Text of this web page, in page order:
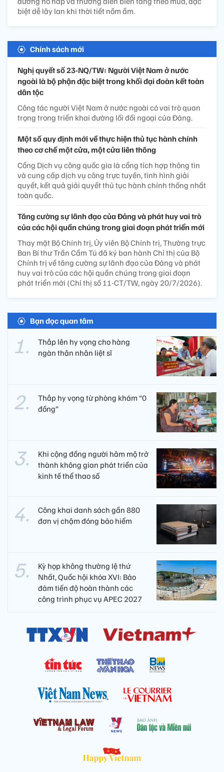
biệt dễ lây lan khi thời tiết nồm ẩm.
Chính sách mới
Nghị quyết số 23-NQ/TW: Người Việt Nam ở nước
ngoài là bộ phận đặc biệt trong khối đại đoàn kết toàn
dân tộc
Công tác người Việt Nam ở nước ngoài có vai trò quan
trọng trong triển khai đường lối đối ngoại của Đảng.
Một số quy định mới về thực hiện thủ tục hành chính
theo cơ chế một cửa, một cửa liên thông
Cổng Dịch vụ công quốc gia là cổng tích hợp thông tin
và cung cấp dịch vụ công trực tuyến, tình hình giải
quyết, kết quả giải quyết thủ tục hành chính thống nhất
toàn quốc.
Tăng cường sự lãnh đạo của Đảng và phát huy vai trò
của các hội quần chúng trong giai đoạn phát triển mới
Thay mặt Bộ Chính trị, Ủy viên Bộ Chính trị, Thường trực
Ban Bí thư Trần Cẩm Tú đã ký ban hành Chỉ thị của Bộ
Chính trị về tăng cường sự lãnh đạo của Đảng và phát
huy vai trò của các hội quần chúng trong giai đoạn
phát triển mới (Chỉ thị số 11-CT/TW, ngày 20/7/2026).
Bạn đọc quan tâm
Thắp lên hy vọng cho hàng
ngàn thân nhân liệt sĩ
Thắp hy vọng từ phòng khám “0
đồng”
Khi cộng đồng người hâm mộ trở
thành không gian phát triển của
kinh tế thể thao số
Công khai danh sách gần 880
đơn vị chậm đóng bảo hiểm
Kỳ họp không thường lệ thứ
Nhất, Quốc hội khóa XVI: Bảo
đảm tiến độ hoàn thành các
công trình phục vụ APEC 2027